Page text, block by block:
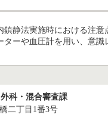
静法実施時における注
ターや血圧計を用い、意
科・混合審査課
二丁目1番3号